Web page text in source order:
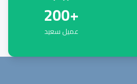
+
200
عميل سعيد